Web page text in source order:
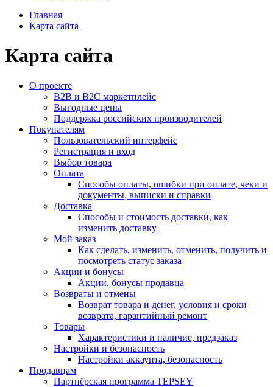
Главная
Карта сайта
Карта сайта
О проекте
B2B и B2C маркетплейс
Выгодные цены
Поддержка российских производителей
Покупателям
Пользовательский интерфейс
Регистрация и вход
Выбор товара
Оплата
Способы оплаты, ошибки при оплате, чеки и
документы, выписки и справки
Доставка
Способы и стоимость доставки, как
изменить доставку
Мой заказ
Как сделать, изменить, отменить, получить и
посмотреть статус заказа
Акции и бонусы
Акции, бонусы продавца
Возвраты и отмены
Возврат товара и денег, условия и сроки
возврата, гарантийный ремонт
Товары
Характеристики и наличие, предзаказ
Настройки и безопасность
Настройки аккаунта, безопасность
Продавцам
Партнёрская программа TEPSEY